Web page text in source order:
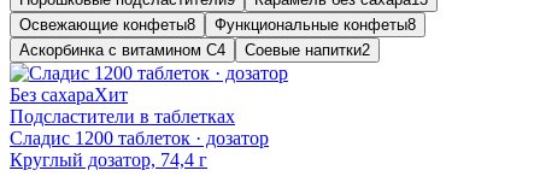
Освежающие конфеты8 Функциональные конфеты8
Аскорбинка с витамином C4 Соевые напитки2
Без сахараХит
Подсластители в таблетках
Сладис 1200 таблеток · дозатор
Круглый дозатор, 74,4 г